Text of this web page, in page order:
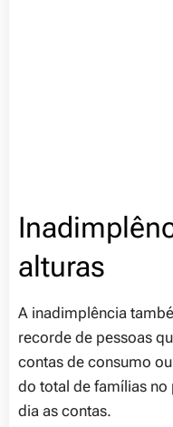
alturas
A inadimplência
recorde de pessoas
contas de consumo
do total de famílias no
dia as contas.